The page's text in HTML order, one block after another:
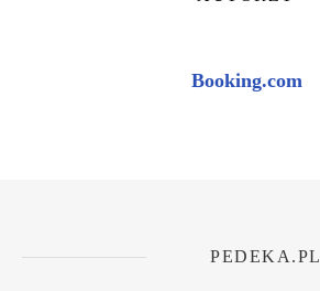
Booking.com
PEDEKA.PL